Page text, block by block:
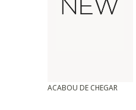
ACABOU DE CHEGAR